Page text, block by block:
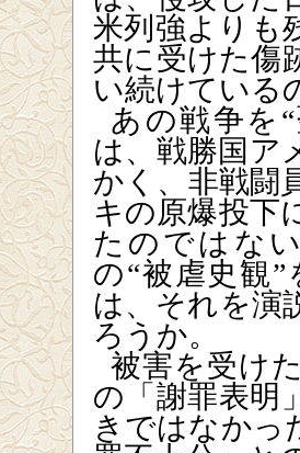
米列強よりも
共に受けた傷
い続けている
あの戦争を
は、戦勝国ア
かく、非戦闘
キの原爆投下
たのではな
の“被虐史観
は、それを演
ろうか。
被害を受け
の「謝罪表明
きではなかっ